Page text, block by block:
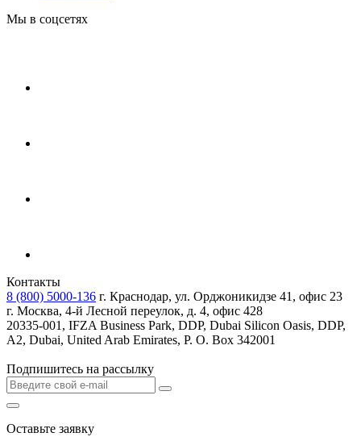
Мы в соцсетях
Контакты
8 (800) 5000-136 г. Краснодар, ул. Орджоникидзе 41, офис 23
г. Москва, 4-й Лесной переулок, д. 4, офис 428
20335-001, IFZA Business Park, DDP, Dubai Silicon Oasis, DDP,
A2, Dubai, United Arab Emirates, P. O. Box 342001
Подпишитесь на рассылку
Оставьте заявку